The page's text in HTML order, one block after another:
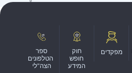
מפקדים
חוק
חופש
המידע
ספר
הטלפונים
הצה"לי